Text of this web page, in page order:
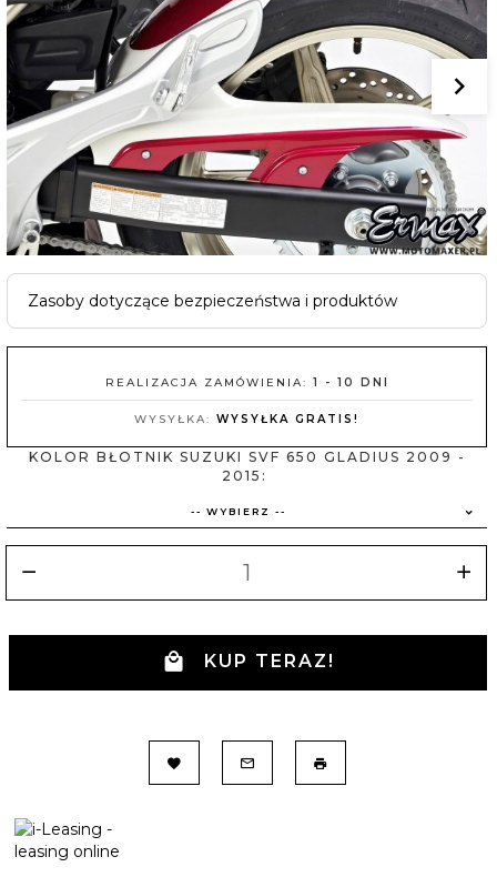
Zasoby dotyczące bezpieczeństwa i produktów
REALIZACJA ZAMÓWIENIA: 1 - 10 DNI
WYSYŁKA: WYSYŁKA GRATIS!
KOLOR BŁOTNIK SUZUKI SVF 650 GLADIUS 2009 -
2015:
-- WYBIERZ --
KUP TERAZ!